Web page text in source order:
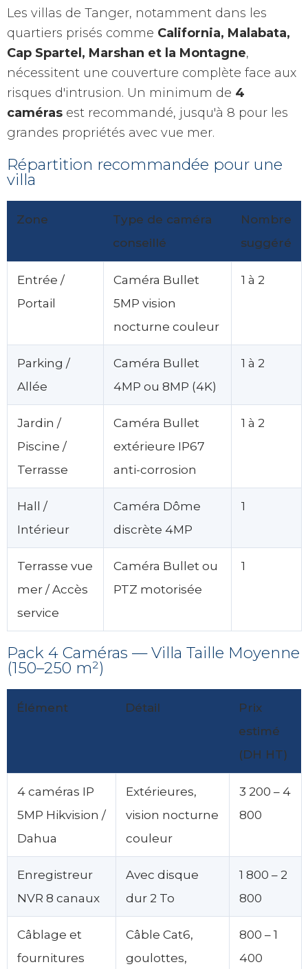
Les villas de Tanger, notamment dans les
quartiers prisés comme California, Malabata,
Cap Spartel, Marshan et la Montagne,
nécessitent une couverture complète face aux
risques d'intrusion. Un minimum de 4
caméras est recommandé, jusqu'à 8 pour les
grandes propriétés avec vue mer.
Répartition recommandée pour une
villa
Zone
Type de caméra
conseillé
Nombre
suggéré
Entrée /
Portail
Caméra Bullet
5MP vision
nocturne couleur
1 à 2
Parking /
Allée
Caméra Bullet
4MP ou 8MP (4K)
1 à 2
Jardin /
Piscine /
Terrasse
Caméra Bullet
extérieure IP67
anti-corrosion
1 à 2
Hall /
Intérieur
Caméra Dôme
discrète 4MP
1
Terrasse vue
mer / Accès
service
Caméra Bullet ou
PTZ motorisée
1
Pack 4 Caméras — Villa Taille Moyenne
(150–250 m²)
Élément Détail
Prix
estimé
(DH HT)
4 caméras IP
5MP Hikvision /
Dahua
Extérieures,
vision nocturne
couleur
3 200 – 4
800
Enregistreur
NVR 8 canaux
Avec disque
dur 2 To
1 800 – 2
800
Câblage et
fournitures
Câble Cat6,
goulottes,
800 – 1
400